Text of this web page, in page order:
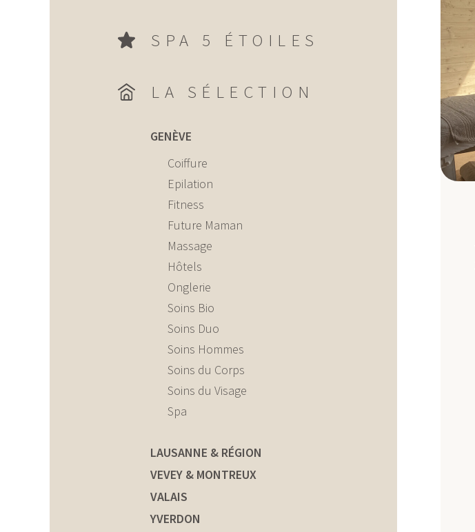
SPA 5 ÉTOILES
LA SÉLECTION
GENÈVE
Coiffure
Epilation
Fitness
Future Maman
Massage
Hôtels
Onglerie
Soins Bio
Soins Duo
Soins Hommes
Soins du Corps
Soins du Visage
Spa
LAUSANNE & RÉGION
VEVEY & MONTREUX
VALAIS
YVERDON